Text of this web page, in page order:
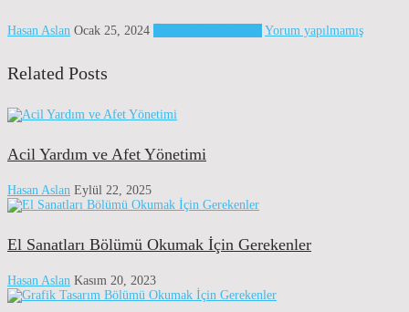
Hasan Aslan Ocak 25, 2024 Yorum yapılmamış
Related Posts
Acil Yardım ve Afet Yönetimi
Hasan Aslan Eylül 22, 2025
El Sanatları Bölümü Okumak İçin Gerekenler
Hasan Aslan Kasım 20, 2023